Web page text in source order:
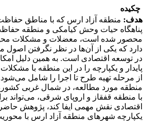
چکیده
هدف: منطقه آزاد ارس که با مناطق
پناهگاه حیات وحش کیامکی و منطقه
محصور شده است، معضلات و مشکلات
دارد که یکی از آن‌ها در نظر نگرفتن
در توسعه اقتصادی است. به همین دلیل
پایدار و یکپارچه را در این منطقه با
از مرحله تهیه طرح تا اجرا را شامل می‌شود.
منطقه مورد مطالعه، در شمال غربی کشور،
با منطقه قفقاز و اروپای شرقی، می‌تواند
اقتصادی نقش مهمی ایفا کند، پژوهش
یکپارچه شهرهای منطقه آزاد ارس با